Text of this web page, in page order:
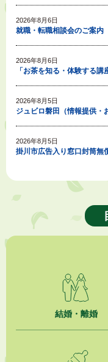
2026年8月6日
就職・転職相談会のご案内
2026年8月6日
「お茶を知る・体験する講
2026年8月5日
ジュビロ磐田（情報提供・
2026年8月5日
掛川市広告入り窓口封筒無
2026年8月4日
【日本DX大賞2026】ポス
2026年8月4日
市民の勇気ある応急手当に
夏季休暇期間 開業医等診
「水道カルテ」の公表につ
企業版ふるさと納税（地方
結婚・離婚